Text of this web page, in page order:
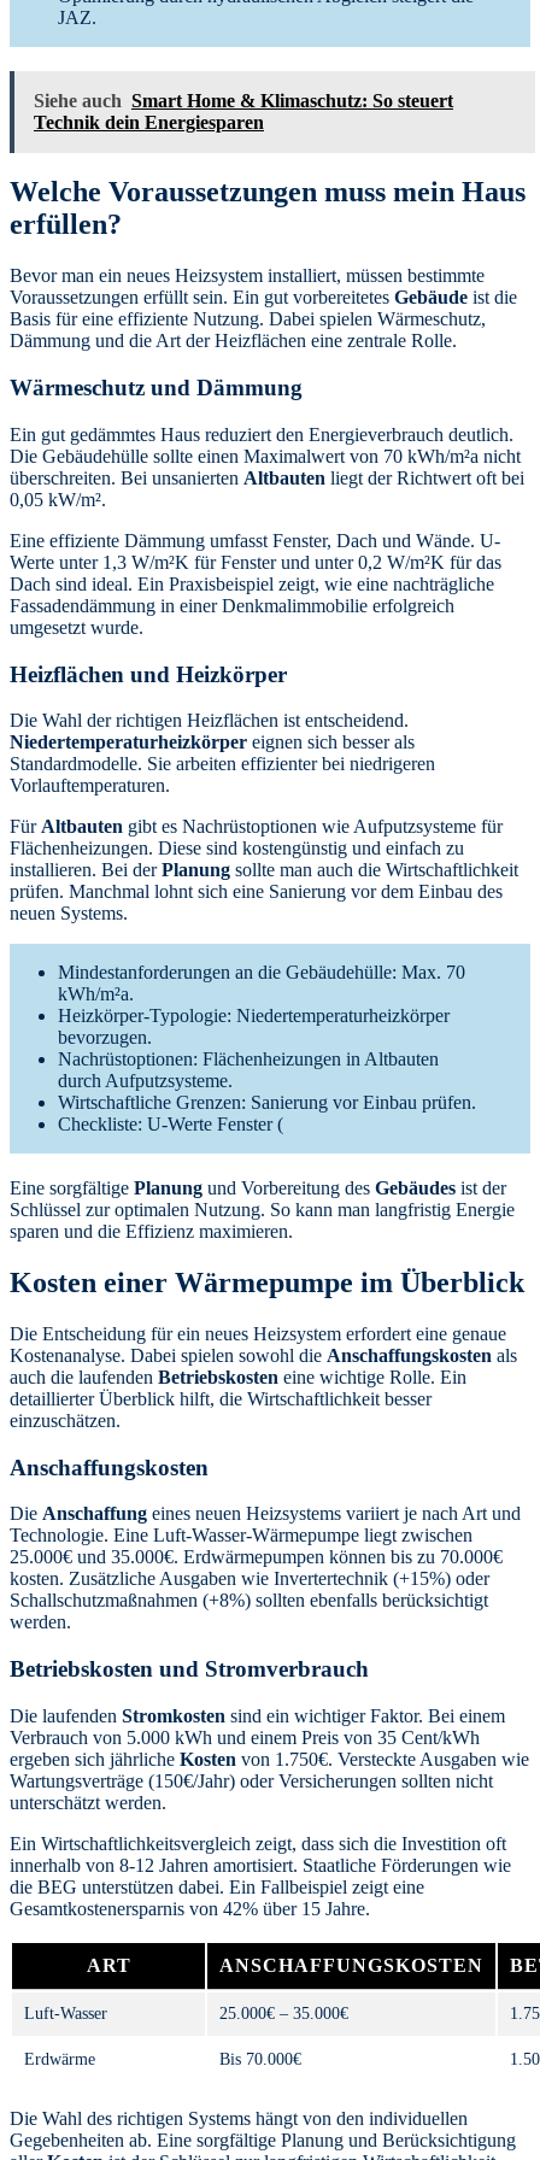
JAZ.
Siehe auch Smart Home & Klimaschutz: So steuert
Technik dein Energiesparen
Welche Voraussetzungen muss mein Haus
erfüllen?
Bevor man ein neues Heizsystem installiert, müssen bestimmte
Voraussetzungen erfüllt sein. Ein gut vorbereitetes Gebäude ist die
Basis für eine effiziente Nutzung. Dabei spielen Wärmeschutz,
Dämmung und die Art der Heizflächen eine zentrale Rolle.
Wärmeschutz und Dämmung
Ein gut gedämmtes Haus reduziert den Energieverbrauch deutlich.
Die Gebäudehülle sollte einen Maximalwert von 70 kWh/m²a nicht
überschreiten. Bei unsanierten Altbauten liegt der Richtwert oft bei
0,05 kW/m².
Eine effiziente Dämmung umfasst Fenster, Dach und Wände. U-
Werte unter 1,3 W/m²K für Fenster und unter 0,2 W/m²K für das
Dach sind ideal. Ein Praxisbeispiel zeigt, wie eine nachträgliche
Fassadendämmung in einer Denkmalimmobilie erfolgreich
umgesetzt wurde.
Heizflächen und Heizkörper
Die Wahl der richtigen Heizflächen ist entscheidend.
Niedertemperaturheizkörper eignen sich besser als
Standardmodelle. Sie arbeiten effizienter bei niedrigeren
Vorlauftemperaturen.
Für Altbauten gibt es Nachrüstoptionen wie Aufputzsysteme für
Flächenheizungen. Diese sind kostengünstig und einfach zu
installieren. Bei derPlanung sollte man auch die Wirtschaftlichkeit
prüfen. Manchmal lohnt sich eine Sanierung vor dem Einbau des
neuen Systems.
Mindestanforderungen an die Gebäudehülle: Max. 70
kWh/m²a.
Heizkörper-Typologie: Niedertemperaturheizkörper
bevorzugen.
Nachrüstoptionen: Flächenheizungen in Altbauten
durch Aufputzsysteme.
Wirtschaftliche Grenzen: Sanierung vor Einbau prüfen.
Checkliste: U-Werte Fenster (
Eine sorgfältige Planung und Vorbereitung des Gebäudes ist der
Schlüssel zur optimalen Nutzung. So kann man langfristig Energie
sparen und die Effizienz maximieren.
Kosten einer Wärmepumpe im Überblick
Die Entscheidung für ein neues Heizsystem erfordert eine genaue
Kostenanalyse. Dabei spielen sowohl die Anschaffungskosten als
auch die laufenden Betriebskosten eine wichtige Rolle. Ein
detaillierter Überblick hilft, die Wirtschaftlichkeit besser
einzuschätzen.
Anschaffungskosten
Die Anschaffung eines neuen Heizsystems variiert je nach Art und
Technologie. Eine Luft-Wasser-Wärmepumpe liegt zwischen
25.000€ und 35.000€. Erdwärmepumpen können bis zu 70.000€
kosten. Zusätzliche Ausgaben wie Invertertechnik (+15%) oder
Schallschutzmaßnahmen (+8%) sollten ebenfalls berücksichtigt
werden.
Betriebskosten und Stromverbrauch
Die laufenden Stromkosten sind ein wichtiger Faktor. Bei einem
Verbrauch von 5.000 kWh und einem Preis von 35 Cent/kWh
ergeben sich jährliche Kosten von 1.750€. Versteckte Ausgaben wie
Wartungsverträge (150€/Jahr) oder Versicherungen sollten nicht
unterschätzt werden.
Ein Wirtschaftlichkeitsvergleich zeigt, dass sich die Investition oft
innerhalb von 8-12 Jahren amortisiert. Staatliche Förderungen wie
die BEG unterstützen dabei. Ein Fallbeispiel zeigt eine
Gesamtkostenersparnis von 42% über 15 Jahre.
ART ANSCHAFFUNGSKOSTEN
Luft-Wasser 25.000€ – 35.000€
Erdwärme Bis 70.000€
Die Wahl des richtigen Systems hängt von den individuellen
Gegebenheiten ab. Eine sorgfältige Planung und Berücksichtigung